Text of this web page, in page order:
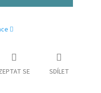
SE SDÍLET